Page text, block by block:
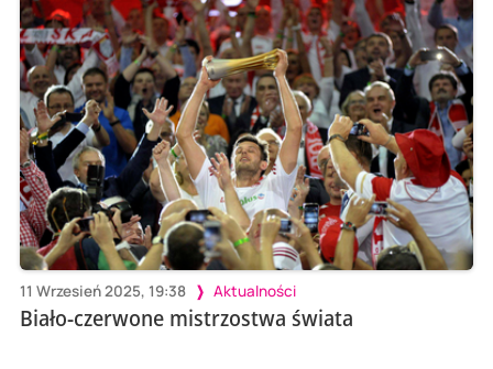
11 Wrzesień 2025, 19:38 Aktualności
Biało-czerwone mistrzostwa świata